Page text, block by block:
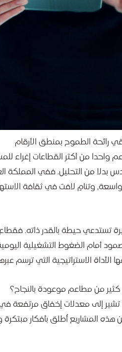
رائحة الطموح بمنطق الأرقام
واحدا من أكثر القطاعات إغراء
بدلا من التحليل. ففي المملكة
واسعة، وتنامٍ لافت في ثقافة
تستدعي حيطة بالقدر ذاته.
أمام الضغوط التشغيلية
الأداة الاستراتيجية التي ترسم
كثير من مطاعم موعودة بالنجاح؟
تشير إلى معدلات إخفاق مرتفعة
هذه المشاريع أُطلق بأفكار